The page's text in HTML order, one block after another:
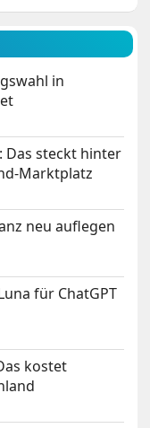
in
Das steckt hinter
Marktplatz
neu auflegen
für ChatGPT
kostet